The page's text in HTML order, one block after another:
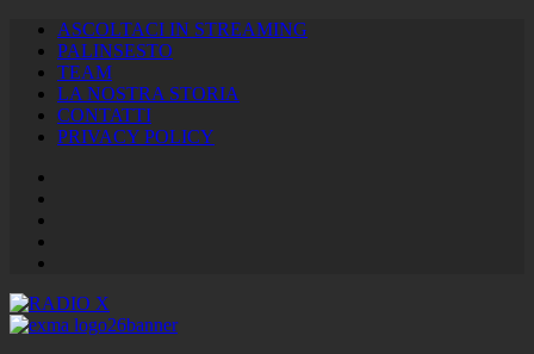
ASCOLTACI IN STREAMING
PALINSESTO
TEAM
LA NOSTRA STORIA
CONTATTI
PRIVACY POLICY